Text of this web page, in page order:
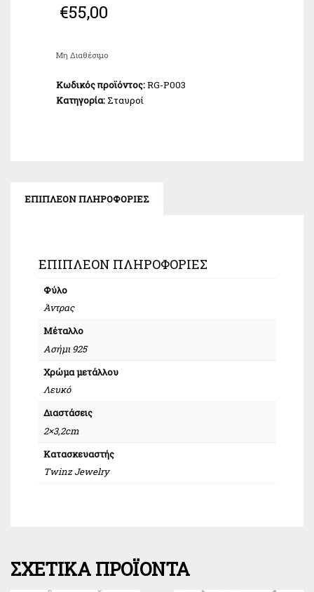
€55,00
Μη Διαθέσιμο
Κωδικός προϊόντος:RG-P003
Κατηγορία: Σταυροί
ΕΠΙΠΛΈΟΝ ΠΛΗΡΟΦΟΡΊΕΣ
ΕΠΙΠΛΈΟΝ ΠΛΗΡΟΦΟΡΊΕΣ
Φύλο
Άντρας
Μέταλλο
Ασήμι 925
Χρώμα μετάλλου
Λευκό
Διαστάσεις
2×3,2cm
Κατασκευαστής
Twinz Jewelry
ΣΧΕΤΙΚΆ ΠΡΟΪΌΝΤΑ